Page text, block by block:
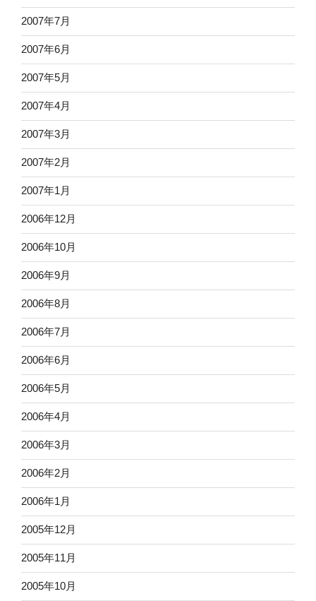
2007年7月
2007年6月
2007年5月
2007年4月
2007年3月
2007年2月
2007年1月
2006年12月
2006年10月
2006年9月
2006年8月
2006年7月
2006年6月
2006年5月
2006年4月
2006年3月
2006年2月
2006年1月
2005年12月
2005年11月
2005年10月